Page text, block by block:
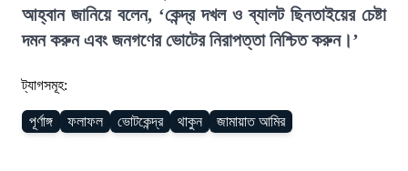
আহ্বান জানিয়ে বলেন, ‘কেন্দ্র দখল ও ব্যালট ছিনতাইয়ের চেষ্টা
দমন করুন এবং জনগণের ভোটের নিরাপত্তা নিশ্চিত করুন।’
ট্যাগসমূহ:
পূর্ণাঙ্গ ফলাফল ভোটকেন্দ্র থাকুন জামায়াত আমির